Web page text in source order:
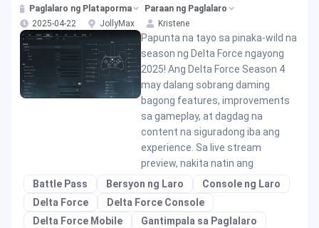
pass! Tara, check natin
Paglalaro ng Plataporma
Paraan ng Paglalaro
2025-04-22
JollyMax Kristene
Papunta na tayo sa pinaka-wild na
season ng Delta Force ngayong
2025! Ang Delta Force Season 4
may dalang sobrang daming
bagong features, improvements
sa gameplay, at dagdag na
content na siguradong iba ang
experience. Sa live stream
preview, nakita natin ang
Battle Pass
Bersyon ng Laro
Console ng Laro
Delta Force
Delta Force Console
Delta Force Mobile
Gantimpala sa Paglalaro